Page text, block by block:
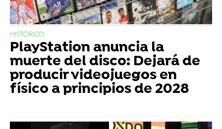
HISTÓRICO
PlayStation anuncia la
muerte del disco: Dejará de
producir videojuegos en
físico a principios de 2028